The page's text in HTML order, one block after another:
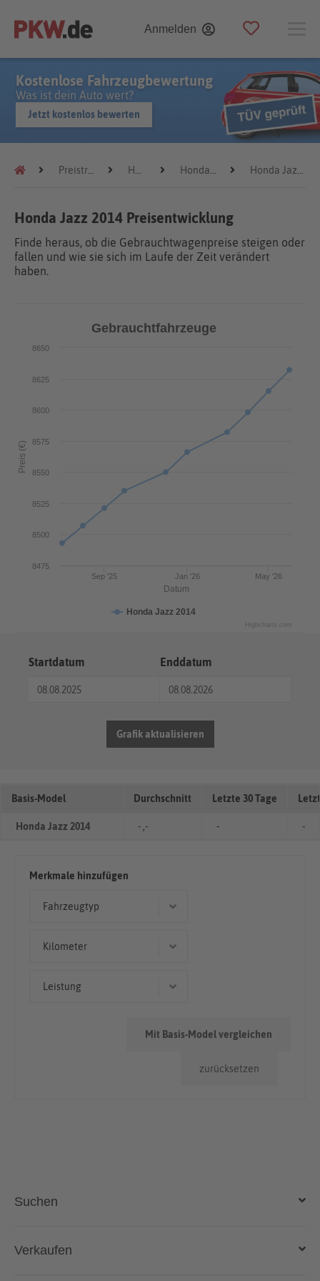
Anmelden
Kostenlose Fahrzeugbewertung
Was ist dein Auto wert?
Jetzt kostenlos bewerten
Preistrends Honda Honda Jazz Honda Jazz 2014
Honda Jazz 2014 Preisentwicklung
Finde heraus, ob die Gebrauchtwagenpreise steigen oder
fallen und wie sie sich im Laufe der Zeit verändert
haben.
Datum
Preis (€)
Gebrauchtfahrzeuge
Honda Jazz 2014
Jan '26
Sep '25 May '26
8475
8500
8525
8550
8575
8600
8625
8650
Highcharts.com
Startdatum Enddatum
Grafik aktualisieren
Basis-Model Durchschnitt Letzte 30 Tage
Honda Jazz 2014 - ,- - -
Merkmale hinzufügen
Fahrzeugtyp
Kilometer
50.000km - 100.000km
Leistung
zurücksetzen
Mit Basis-Model vergleichen
Suchen
Auto kaufen
Verkaufen